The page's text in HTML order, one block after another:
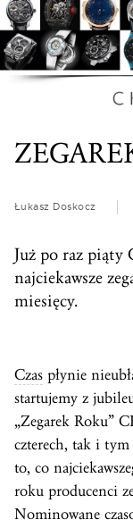
Łukasz Doskocz
Już po raz piąty
najciekawsze
miesięcy.
Czas płynie
startujemy z
„Zegarek Roku”
czterech, tak i
to, co
roku producenci
Nominowane